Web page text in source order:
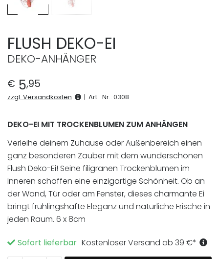
FLUSH DEKO-EI
DEKO-ANHÄNGER
€ 5,95
zzgl. Versandkosten | Art.-Nr.: 0308
DEKO-EI MIT TROCKENBLUMEN ZUM ANHÄNGEN
Verleihe deinem Zuhause oder Außenbereich einen
ganz besonderen Zauber mit dem wunderschönen
Flush Deko-Ei! Seine filigranen Trockenblumen im
Inneren schaffen eine einzigartige Schönheit. Ob an
der Wand, Tür oder am Fenster, dieses charmante Ei
bringt frühlingshafte Eleganz und natürliche Frische in
jeden Raum. 6 x 8cm
Sofort lieferbar Kostenloser Versand ab 39 €*
Flush Deko-Ei Menge